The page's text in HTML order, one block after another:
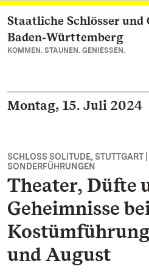
Zum Hauptinhalt springen
Staatliche Schlösser und
Baden‑Württemberg
KOMMEN. STAUNEN. GENIESSEN.
Montag, 15. Juli 2024
SCHLOSS SOLITUDE, STUTTGART
SONDERFÜHRUNGEN
Theater, Düfte
Geheimnisse
und August